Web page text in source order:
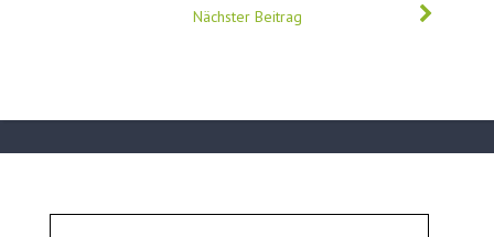
Nächster Beitrag
nach: